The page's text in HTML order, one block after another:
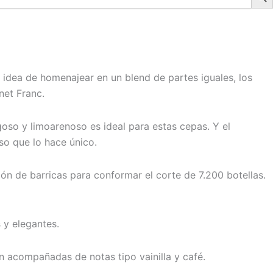
de homenajear en un blend de partes iguales, los
Franc.
y limoarenoso es ideal para estas cepas. Y el
que lo hace único.
de barricas para conformar el corte de 7.200 botellas.
elegantes.
acompañadas de notas tipo vainilla y café.